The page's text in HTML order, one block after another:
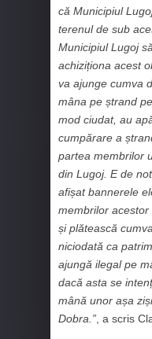
că Municipiul
terenul de sub
Municipiul Lugoj
achiziționa acest
va ajunge cumva
mâna pe ștrand
mod ciudat, au
cumpărare a
partea membrilor
din Lugoj. E de
afișat bannerele
membrilor
și plătească
niciodată ca
ajungă ilegal pe
dacă asta se
mână unor așa
Dobra.” , a scris